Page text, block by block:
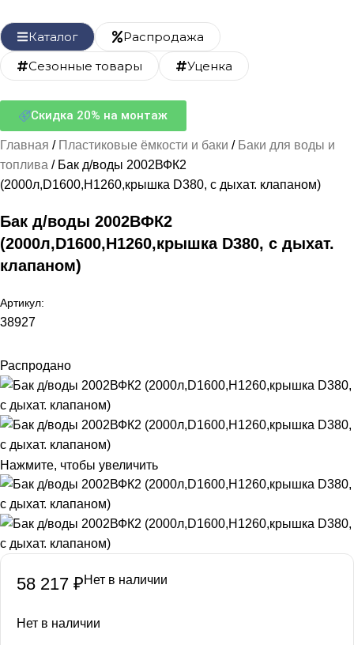
Каталог
Распродажа
Сезонные товары
Уценка
Скидка 20% на монтаж
Главная Пластиковые ёмкости и баки
Баки для воды и
топлива
Бак д/воды 2002ВФК2
(2000л,D1600,H1260,крышка D380, с дыхат. клапаном)
Бак д/воды 2002ВФК2
(2000л,D1600,H1260,крышка D380, с дыхат.
клапаном)
Артикул:
38927
Распродано
Нажмите, чтобы увеличить
58 217 ₽Нет в наличии
Нет в наличии